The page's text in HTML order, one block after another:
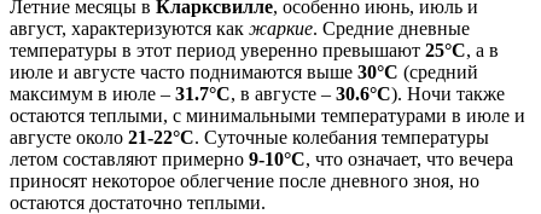
Летние месяцы в Кларксвилле, особенно июнь, июль и
август, характеризуются как жаркие. Средние дневные
температуры в этот период уверенно превышают 25°C, а в
июле и августе часто поднимаются выше 30°C (средний
максимум в июле – 31.7°C, в августе – 30.6°C). Ночи также
остаются теплыми, с минимальными температурами в июле и
августе около 21-22°C. Суточные колебания температуры
летом составляют примерно 9-10°C, что означает, что вечера
приносят некоторое облегчение после дневного зноя, но
остаются достаточно теплыми.